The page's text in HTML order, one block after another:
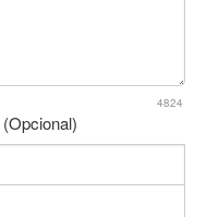
4824
(Opcional)